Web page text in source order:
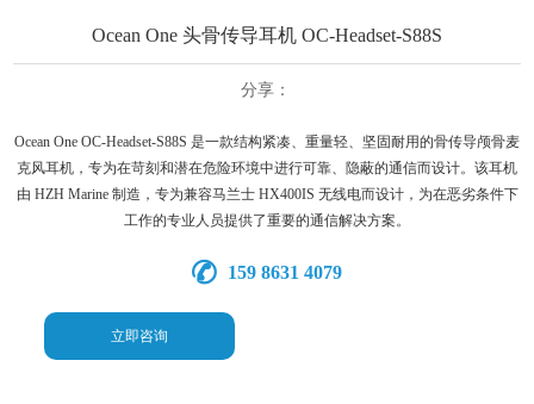
Ocean One 头骨传导耳机 OC-Headset-S88S
分享：
Ocean One OC-Headset-S88S 是一款结构紧凑、重量轻、坚固耐用的骨传导颅骨麦
克风耳机，专为在苛刻和潜在危险环境中进行可靠、隐蔽的通信而设计。该耳机
由 HZH Marine 制造，专为兼容马兰士 HX400IS 无线电而设计，为在恶劣条件下
工作的专业人员提供了重要的通信解决方案。
159 8631 4079
立即咨询